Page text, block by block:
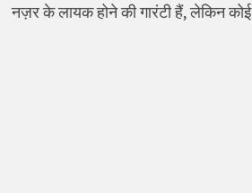
नज़र के लायक होने की गारंटी हैं, लेकिन